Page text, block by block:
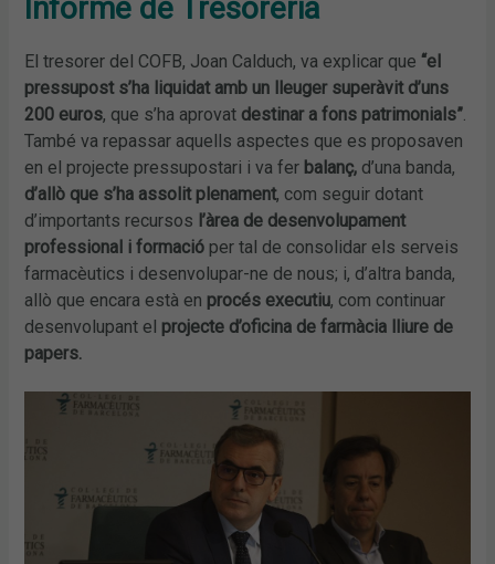
Informe de Tresoreria
El tresorer del COFB, Joan Calduch, va explicar que “el
pressupost s’ha liquidat amb un lleuger superàvit d’uns
200 euros, que s’ha aprovat destinar a fons patrimonials”.
També va repassar aquells aspectes que es proposaven
en el projecte pressupostari i va fer balanç, d’una banda,
d’allò que s’ha assolit plenament, com seguir dotant
d’importants recursos l’àrea de desenvolupament
professional i formació per tal de consolidar els serveis
farmacèutics i desenvolupar-ne de nous; i, d’altra banda,
allò que encara està en procés executiu, com continuar
desenvolupant el projecte d’oficina de farmàcia lliure de
papers.